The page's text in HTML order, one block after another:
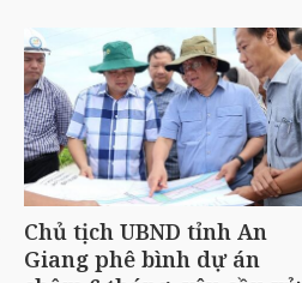
Chủ tịch UBND tỉnh An
Giang phê bình dự án